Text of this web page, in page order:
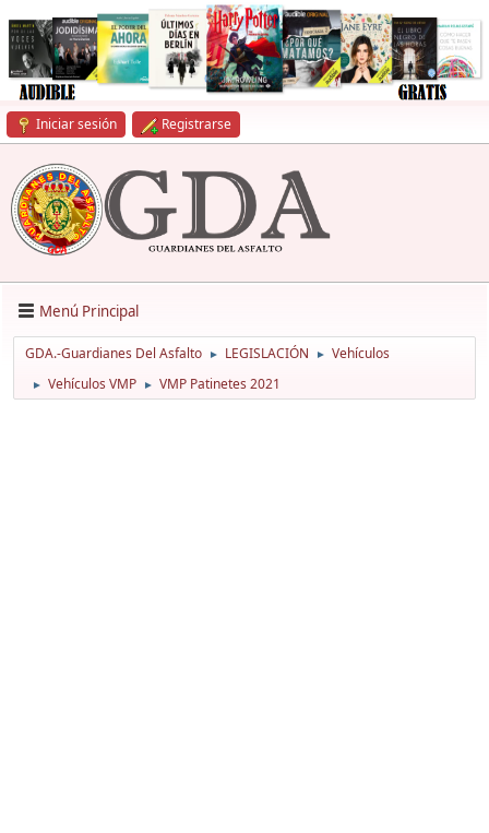
Iniciar sesión Registrarse
Menú Principal
GDA.-Guardianes Del Asfalto ► LEGISLACIÓN ► Vehículos
► Vehículos VMP ► VMP Patinetes 2021